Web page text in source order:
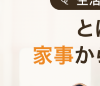
サービス内容
評価
利用頻度